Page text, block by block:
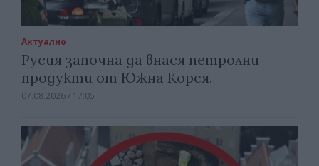
Актуално
Русия започна да внася петролни
продукти от Южна Корея.
07.08.2026 / 17:05